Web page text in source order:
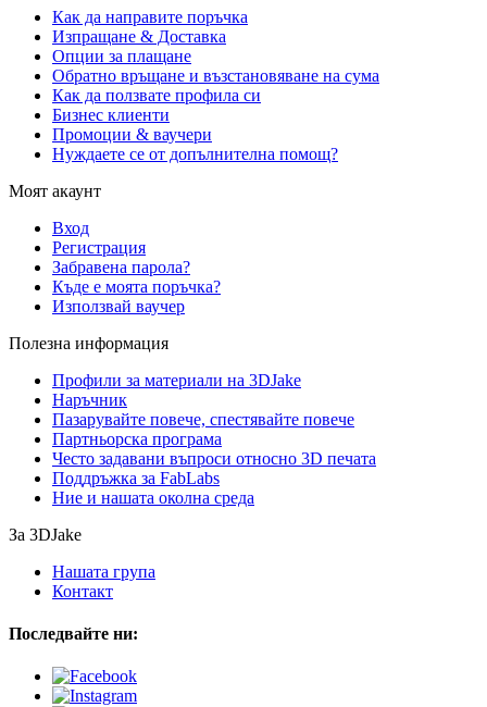
Как да направите поръчка
Изпращане & Доставка
Опции за плащане
Обратно връщане и възстановяване на сума
Как да ползвате профила си
Бизнес клиенти
Промоции & ваучери
Нуждаете се от допълнителна помощ?
Моят акаунт
Вход
Регистрация
Забравена парола?
Къде е моята поръчка?
Използвай ваучер
Полезна информация
Профили за материали на 3DJake
Наръчник
Пазарувайте повече, спестявайте повече
Партньорска програма
Често задавани въпроси относно 3D печата
Поддръжка за FabLabs
Ние и нашата околна среда
За 3DJake
Нашата група
Контакт
Последвайте ни: